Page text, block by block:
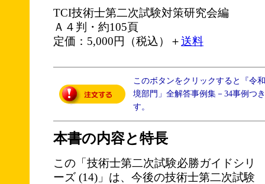
TCI技術士第二次試験対策研究会編
Ａ４判・約105頁
定価：5,000円（税込）＋送料
このボタンをクリックすると『令
境部門」全解答事例集－34事例つ
す。
本書の内容と特長
この「技術士第二次試験必勝ガイドシリ
ーズ (14)」は、今後の技術士第二次試験